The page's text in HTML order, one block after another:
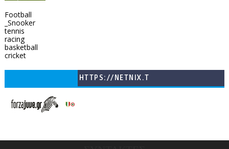
Football
_Snooker
tennis
racing
basketball
cricket
HTTPS://NETNIX.T